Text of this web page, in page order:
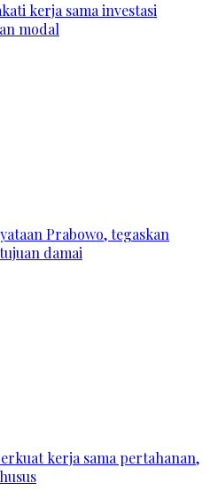
kerja sama investasi
modal
Prabowo, tegaskan
damai
kerja sama pertahanan,